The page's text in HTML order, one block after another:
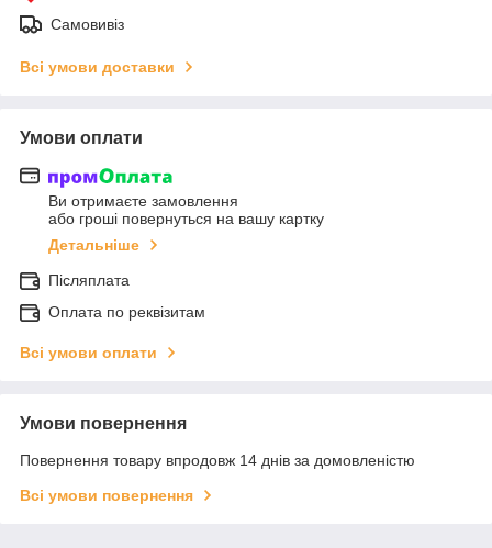
Самовивіз
Всі умови доставки
Умови оплати
Ви отримаєте замовлення
або гроші повернуться на вашу картку
Детальніше
Післяплата
Оплата по реквізитам
Всі умови оплати
Умови повернення
Повернення товару впродовж 14 днів за домовленістю
Всі умови повернення